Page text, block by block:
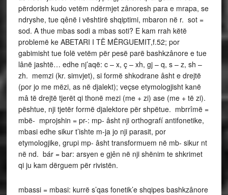
përdorish kudo vetëm ndërmjet zânoresh para e mrapa, se
ndryshe, tue qênë i vështirë shqiptimi, mbaron në r. sot =
sod. A thue mbas sodi a mbas soti? E kam rrah këtë
problemë ke ABETARI I TË MËRGUEMIT,f.52; por
gabimisht tue folë vetëm për pesë parë bashkzânore e tue
lânë jashtë… edhe nj’aqë: c – x, ç – xh, gj – q, s – z, sh –
zh. memzi (kr. simvjet), si formë shkodrane âsht e drejtë
(por jo me mëzi, as në djalekt); veçse etymologjisht kanë
mâ të drejtë tjerët qi thonë mezi (me + zi) ase (me + të zi).
pështue, nji tjetër formë djalektore për shpëtue. mbrrîmë =
mbë- mprojshin = pr-: mp- âsht nji orthografí antifonetike,
mbasi edhe sikur t’ishte m-ja jo nji parasit, por
etymologjike, grupi mp- âsht transformuem në mb- sikur nt
në nd. bár = bar: arsyen e gjên në nji shënim te shkrimet
qi ju kam dërguem për rivistën.
mbassi = mbasi: kurrë s’qas fonetik’e shqipes bashkzânore